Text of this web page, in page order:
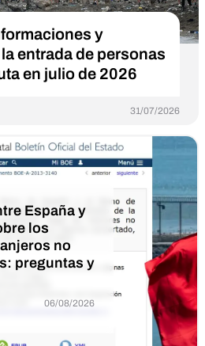
y
entrada de personas
en julio de 2026
31/07/2026
España y
los
no
preguntas y
06/08/2026